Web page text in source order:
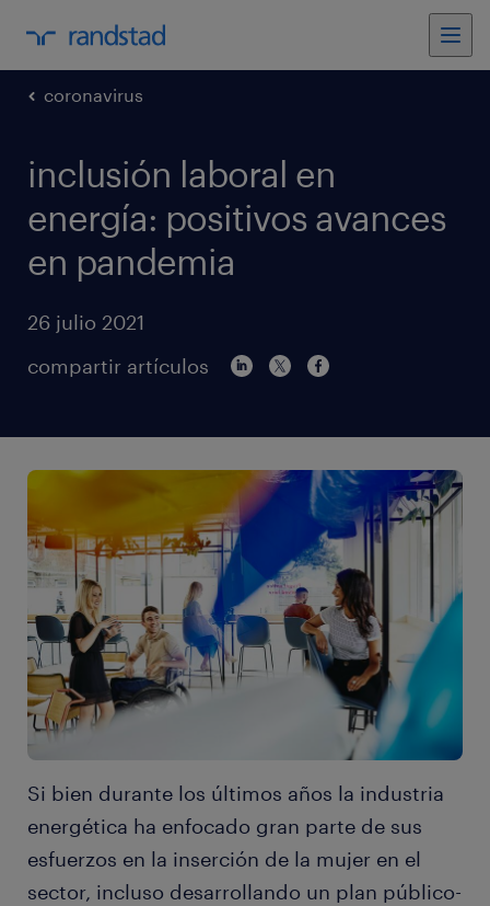
coronavirus
inclusión laboral en
energía: positivos avances
en pandemia
26 julio 2021
compartir artículos
Si bien durante los últimos años la industria
energética ha enfocado gran parte de sus
esfuerzos en la inserción de la mujer en el
sector, incluso desarrollando un plan público-